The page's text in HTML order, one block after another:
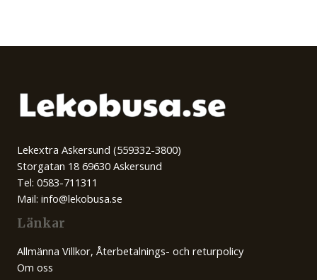
Lekextra Askersund (559332-3800)
Storgatan 18 69630 Askersund
Tel: 0583-711311
Mail: info@lekobusa.se
Länkar
Allmänna Villkor, Återbetalnings- och returpolicy
Om oss